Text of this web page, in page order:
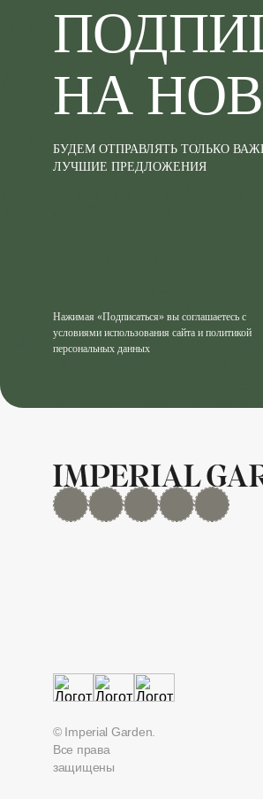
НА
БУДЕМ ОТПРАВЛЯТЬ ТОЛЬКО
ЛУЧШИЕ ПРЕДЛОЖЕНИЯ
Нажимая «Подписаться» вы соглашаетесь с
условиями использования сайта и политикой
персональных данных
MAX Дзен YouTuberutubeTelegram
© Imperial Garden.
Все права
защищены